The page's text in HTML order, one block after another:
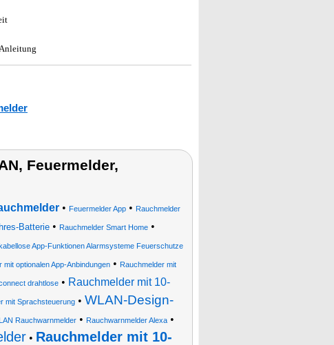
Feuermelder,
• Feuermelder App • Rauchmelder
Batterie• Rauchmelder Smart Home•
App-Funktionen Alarmsysteme Feuerschutze
optionalen App-Anbindungen • Rauchmelder mit
drahtlose • Rauchmelder mit 10-
mit Sprachsteuerung • WLAN-Design-
Rauchwarnmelder• Rauchwarnmelder Alexa•
• Rauchmelder mit 10-